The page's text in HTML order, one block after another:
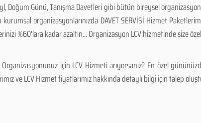
Doğum Günü, Tanışma Davetleri gibi bütün bireysel
kurumsal organizasyonlarınızda DAVET SERVİSİ Hizmet
%60'lara kadar azaltın... Organizasyon LCV hizmetinde size
Organizasyonunuz için LCV Hizmeti arıyorsanız? En özel
ve LCV Hizmet fiyatlarımız hakkında detaylı bilgi için talep